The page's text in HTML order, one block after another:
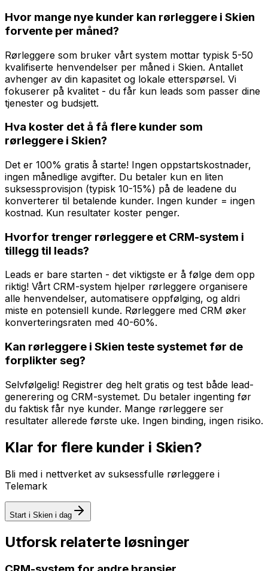
Hvor mange nye kunder kan rørleggere i Skien
forvente per måned?
Rørleggere som bruker vårt system mottar typisk 5-50
kvalifiserte henvendelser per måned i Skien. Antallet
avhenger av din kapasitet og lokale etterspørsel. Vi
fokuserer på kvalitet - du får kun leads som passer dine
tjenester og budsjett.
Hva koster det å få flere kunder som
rørleggere i Skien?
Det er 100% gratis å starte! Ingen oppstartskostnader,
ingen månedlige avgifter. Du betaler kun en liten
suksessprovisjon (typisk 10-15%) på de leadene du
konverterer til betalende kunder. Ingen kunder = ingen
kostnad. Kun resultater koster penger.
Hvorfor trenger rørleggere et CRM-system i
tillegg til leads?
Leads er bare starten - det viktigste er å følge dem opp
riktig! Vårt CRM-system hjelper rørleggere organisere
alle henvendelser, automatisere oppfølging, og aldri
miste en potensiell kunde. Rørleggere med CRM øker
konverteringsraten med 40-60%.
Kan rørleggere i Skien teste systemet før de
forplikter seg?
Selvfølgelig! Registrer deg helt gratis og test både lead-
generering og CRM-systemet. Du betaler ingenting før
du faktisk får nye kunder. Mange rørleggere ser
resultater allerede første uke. Ingen binding, ingen risiko.
Klar for flere kunder i Skien?
Bli med i nettverket av suksessfulle rørleggere i
Telemark
Start i Skien i dag
Utforsk relaterte løsninger